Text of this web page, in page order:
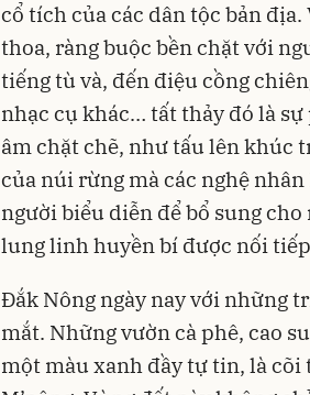
cổ tích của các dân tộc bản
thoa, ràng buộc bền chặt với
tiếng tù và, đến điệu cồng
nhạc cụ khác… tất thảy đó là
âm chặt chẽ, như tấu lên khúc
của núi rừng mà các nghệ nhân
người biểu diễn để bổ sung
lung linh huyền bí được nối
Đắk Nông ngày nay với những
mắt. Những vườn cà phê, cao
một màu xanh đầy tự tin, là